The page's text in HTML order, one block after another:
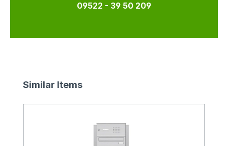
09522 - 39 50 209
Produktgalerie überspringen
Similar Items